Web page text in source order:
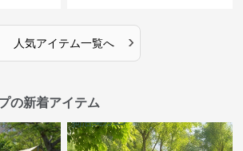
人気アイテム一覧へ ›
の新着アイテム